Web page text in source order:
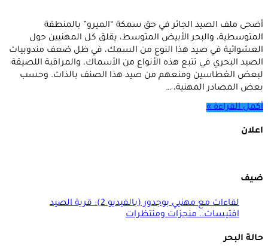
أضحى ملف الصيد الجائر في حق سمكة “الميرو” بالمنطقة
المتوسطية، والبحر الأبيض المتوسط، يقلق كل المهنيين حول
العشوائية في صيد هذا النوع من السمك، في ظل ضعف مندوبيات
الصيد البحري في تتبع هذه الأنواع من الأسماك، والمراقبة اللصيقة
لبعض الغطاسين ومنعهم من صيد هذا الصنف بالذات. وحسب
بعض المصادر المهنية، …
أكمل القراءة »
اعلان
ضيف
لقاءات مع مهنيي بوجدور (بالفيديو 2): قرية الصيد
افتيسات.. منجزات ومنتظرات
حالة البحر